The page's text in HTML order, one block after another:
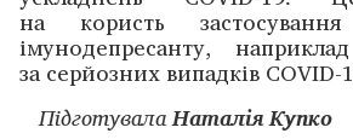
на користь застосування
імунодепресанту,
за серйозних випадків COVID-
ПідготувалаНаталія Купко